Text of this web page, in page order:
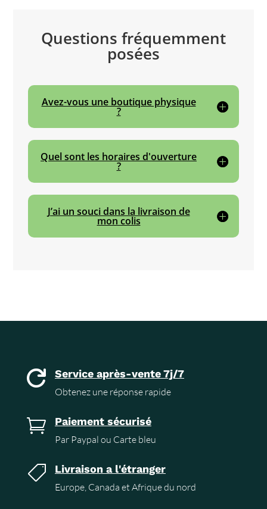
Questions fréquemment
posées
Avez-vous une boutique physique
?
Quel sont les horaires d'ouverture
?
J’ai un souci dans la livraison de
mon colis
 Service après-vente 7j/7
Obtenez une réponse rapide
 Paiement sécurisé
Par Paypal ou Carte bleu
 Livraison a l'étranger
Europe, Canada et Afrique du nord